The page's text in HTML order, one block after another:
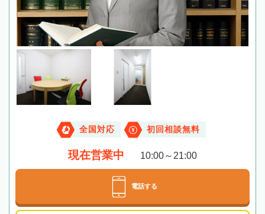
全国対応 初回相談無料
現在営業中 10:00～21:00
電話する